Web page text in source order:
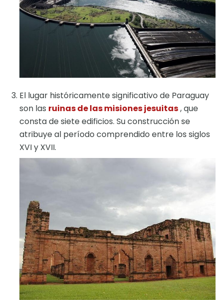
El lugar históricamente significativo de Paraguay
son las ruinas de las misiones jesuitas, que
consta de siete edificios. Su construcción se
atribuye al período comprendido entre los siglos
XVI y XVII.